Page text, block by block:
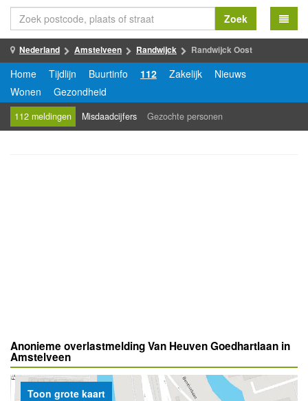
Zoek
Nederland Amstelveen Randwijck Randwijck Oost
Home Tijdlijn Buurtinfo 112 Zakelijk
Nieuws
Wonen
Gezondheid
112 meldingen Misdaadcijfers Gezochte personen
Anonieme overlastmelding Van Heuven Goedhartlaan in
Amstelveen
Toon grote kaart